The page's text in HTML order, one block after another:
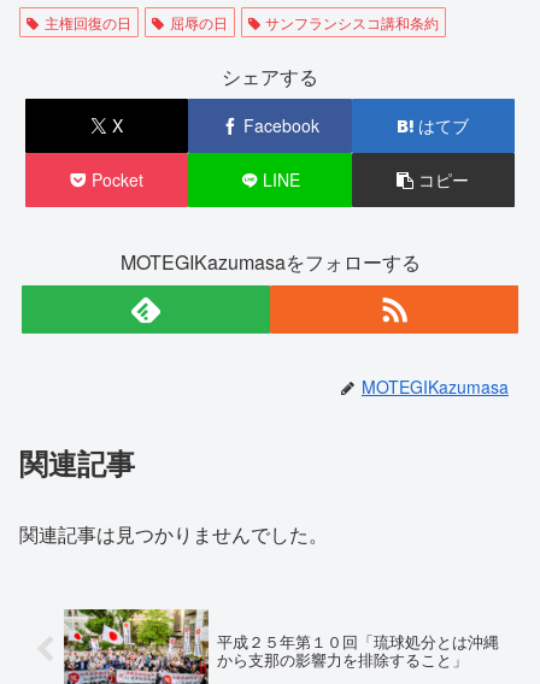
主権回復の日 屈辱の日 サンフランシスコ講和条約
シェアする
X Facebook はてブ
Pocket LINE コピー
MOTEGIKazumasaをフォローする
MOTEGIKazumasa
関連記事
関連記事は見つかりませんでした。
平成２５年第１０回「琉球処分とは沖縄
から支那の影響力を排除すること」